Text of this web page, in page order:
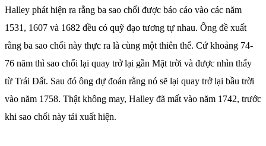
Halley phát hiện ra rằng ba sao chổi được báo cáo vào các năm
1531, 1607 và 1682 đều có quỹ đạo tương tự nhau. Ông đề xuất
rằng ba sao chổi này thực ra là cùng một thiên thể. Cứ khoảng 74-
76 năm thì sao chổi lại quay trở lại gần Mặt trời và được nhìn thấy
từ Trái Đất. Sau đó ông dự đoán rằng nó sẽ lại quay trở lại bầu trời
vào năm 1758. Thật không may, Halley đã mất vào năm 1742, trước
khi sao chổi này tái xuất hiện.